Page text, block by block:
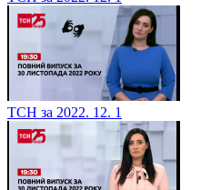
ТСН за 2022. 12. 1